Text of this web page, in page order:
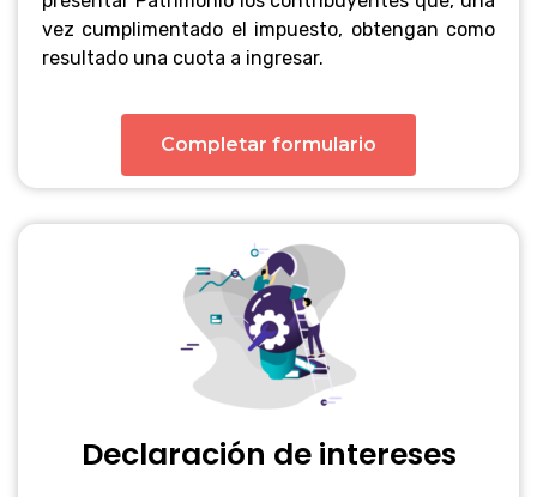
vez cumplimentado el impuesto, obtengan como
resultado una cuota a ingresar.
Completar formulario
Declaración de intereses